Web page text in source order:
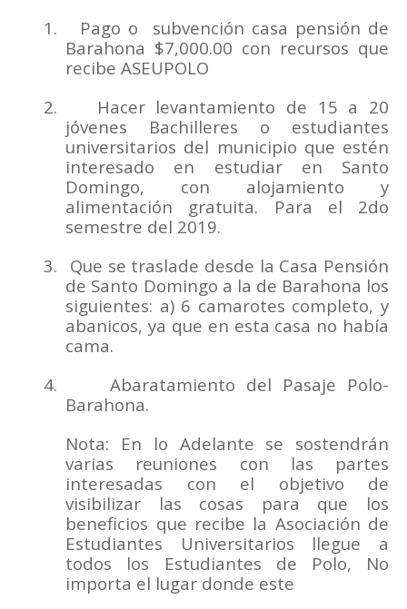
1.
Pago o
subvención casa pensión de
Barahona $7,000.00 con recursos que
recibe ASEUPOLO
2.
Hacer levantamiento de 15 a 20
jóvenes Bachilleres o estudiantes
universitarios del municipio que estén
interesado en estudiar en Santo
Domingo, con alojamiento y
alimentación gratuita. Para el 2do
semestre del 2019.
3.
Que se traslade desde la Casa Pensión
de Santo Domingo a la de Barahona los
siguientes: a) 6 camarotes completo, y
abanicos, ya que en esta casa no había
cama.
4.
Abaratamiento del Pasaje Polo-
Barahona.
Nota: En lo Adelante se sostendrán
varias reuniones con las partes
interesadas con el objetivo de
visibilizar las cosas para que los
beneficios que recibe la Asociación de
Estudiantes Universitarios llegue a
todos los Estudiantes de Polo, No
importa el lugar donde este